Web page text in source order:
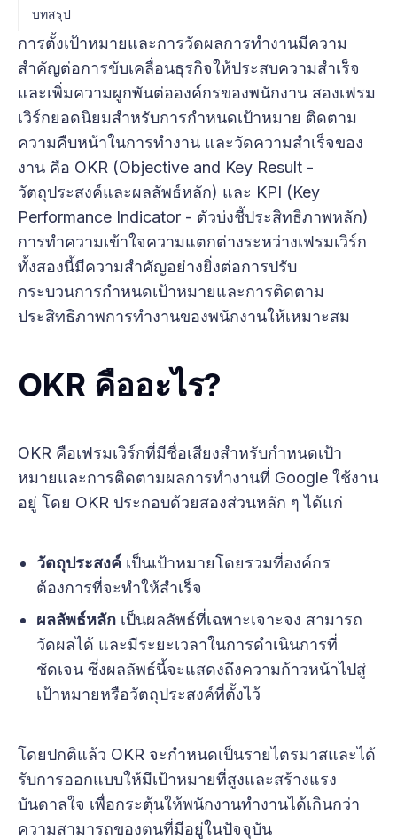
บทสรุป
การตั้งเป้าหมายและการวัดผลการทำงานมีความ
สำคัญต่อการขับเคลื่อนธุรกิจให้ประสบความสำเร็จ
และเพิ่มความผูกพันต่อองค์กรของพนักงาน สองเฟรม
เวิร์กยอดนิยมสำหรับการกำหนดเป้าหมาย ติดตาม
ความคืบหน้าในการทำงาน และวัดความสำเร็จของ
งาน คือ OKR (Objective and Key Result -
วัตถุประสงค์และผลลัพธ์หลัก) และ KPI (Key
Performance Indicator - ตัวบ่งชี้ประสิทธิภาพหลัก)
การทำความเข้าใจความแตกต่างระหว่างเฟรมเวิร์ก
ทั้งสองนี้มีความสำคัญอย่างยิ่งต่อการปรับ
กระบวนการกำหนดเป้าหมายและการติดตาม
ประสิทธิภาพการทำงานของพนักงานให้เหมาะสม
OKR คืออะไร?
OKR คือเฟรมเวิร์กที่มีชื่อเสียงสำหรับกำหนดเป้า
หมายและการติดตามผลการทำงานที่ Google ใช้งาน
อยู่ โดย OKR ประกอบด้วยสองส่วนหลัก ๆ ได้แก่
วัตถุประสงค์เป็นเป้าหมายโดยรวมที่องค์กร
ต้องการที่จะทำให้สำเร็จ
ผลลัพธ์หลักเป็นผลลัพธ์ที่เฉพาะเจาะจง สามารถ
วัดผลได้ และมีระยะเวลาในการดำเนินการที่
ชัดเจน ซึ่งผลลัพธ์นี้จะแสดงถึงความก้าวหน้าไปสู่
เป้าหมายหรือวัตถุประสงค์ที่ตั้งไว้
โดยปกติแล้ว OKR จะกำหนดเป็นรายไตรมาสและได้
รับการออกแบบให้มีเป้าหมายที่สูงและสร้างแรง
บันดาลใจ เพื่อกระตุ้นให้พนักงานทำงานได้เกินกว่า
ความสามารถของตนที่มีอยู่ในปัจจุบัน